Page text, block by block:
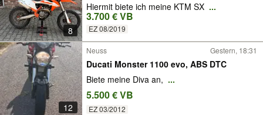
8
Hiermit biete ich meine KTM SX ...
3.700 € VB
EZ 08/2019
12
Neuss Gestern, 18:31
Ducati Monster 1100 evo, ABS DTC
Biete meine Diva an, ...
5.500 € VB
EZ 03/2012